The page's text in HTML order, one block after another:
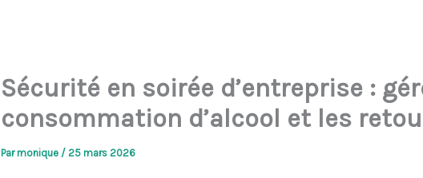
Sécurité en soirée d’entreprise :
consommation d’alcool et les
Parmonique / 25 mars 2026